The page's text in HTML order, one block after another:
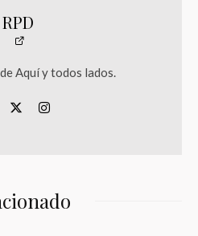
RPD
Aquí y todos lados.